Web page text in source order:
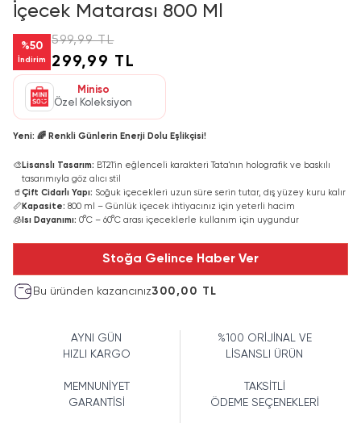
İçecek Matarası 800 Ml
%50
İndirim
599,99 TL
299,99 TL
Miniso
Özel Koleksiyon
Yeni: 🌈 Renkli Günlerin Enerji Dolu Eşlikçisi!
🎨 Lisanslı Tasarım: BT21'in eğlenceli karakteri Tata'nın holografik ve baskılı
tasarımıyla göz alıcı stil
🥤Çift Cidarlı Yapı: Soğuk içecekleri uzun süre serin tutar, dış yüzey kuru kalır
📏Kapasite: 800 ml – Günlük içecek ihtiyacınız için yeterli hacim
🧊 Isı Dayanımı: 0°C – 60°C arası içeceklerle kullanım için uygundur
Stoğa Gelince Haber Ver
Bu üründen kazancınız300,00 TL
AYNI GÜN
HIZLI KARGO
%100 ORİJİNAL VE
LİSANSLI ÜRÜN
MEMNUNİYET
GARANTİSİ
TAKSİTLİ
ÖDEME SEÇENEKLERİ